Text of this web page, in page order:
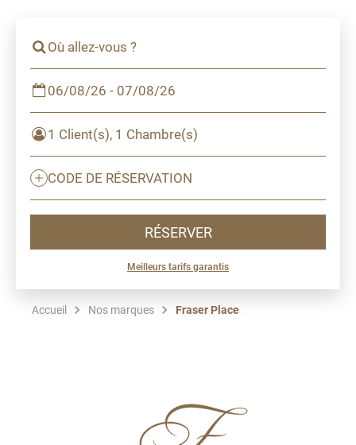
Où allez-vous ?
06/08/26 - 07/08/26
1 Client(s), 1 Chambre(s)
CODE DE RÉSERVATION
RÉSERVER
Meilleurs tarifs garantis
Accueil Nos marques Fraser Place